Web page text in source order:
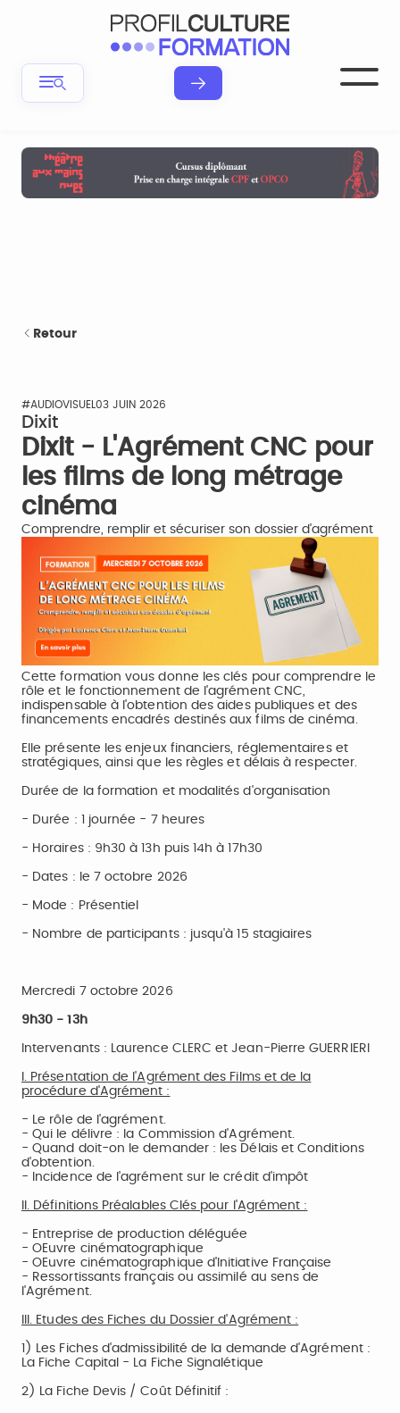
Retour
#AUDIOVISUEL 03 JUIN 2026
Dixit
Dixit - L'Agrément CNC pour
les films de long métrage
cinéma
Comprendre, remplir et sécuriser son dossier d'agrément
Cette formation vous donne les clés pour comprendre le
rôle et le fonctionnement de l'agrément CNC,
indispensable à l'obtention des aides publiques et des
financements encadrés destinés aux films de cinéma.
Elle présente les enjeux financiers, réglementaires et
stratégiques, ainsi que les règles et délais à respecter.
Durée de la formation et modalités d'organisation
- Durée : 1 journée - 7 heures
- Horaires : 9h30 à 13h puis 14h à 17h30
- Dates : le 7 octobre 2026
- Mode : Présentiel
- Nombre de participants : jusqu'à 15 stagiaires
Mercredi 7 octobre 2026
9h30 - 13h
Intervenants : Laurence CLERC et Jean-Pierre GUERRIERI
I. Présentation de l'Agrément des Films et de la
procédure d'Agrément :
- Le rôle de l'agrément.
- Qui le délivre : la Commission d'Agrément.
- Quand doit-on le demander : les Délais et Conditions
d'obtention.
- Incidence de l'agrément sur le crédit d'impôt
II. Définitions Préalables Clés pour l'Agrément :
- Entreprise de production déléguée
- OEuvre cinématographique
- OEuvre cinématographique d'Initiative Française
- Ressortissants français ou assimilé au sens de
l'Agrément.
III. Etudes des Fiches du Dossier d'Agrément :
1) Les Fiches d'admissibilité de la demande d'Agrément :
La Fiche Capital - La Fiche Signalétique
2) La Fiche Devis / Coût Définitif :